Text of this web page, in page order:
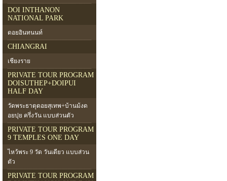
DOI INTHANON
NATIONAL PARK
ดอยอินทนนท์
CHIANGRAI
เชียงราย
PRIVATE TOUR PROGRAM
DOISUTHEP+DOIPUI
HALF DAY
วัดพระธาตุดอยสุเทพ+บ้านม้งด
อยปุย ครึ่งวัน แบบส่วนตัว
PRIVATE TOUR PROGRAM
9 TEMPLES ONE DAY
ไหว้พระ 9 วัด วันเดียว แบบส่วน
ตัว
PRIVATE TOUR PROGRAM